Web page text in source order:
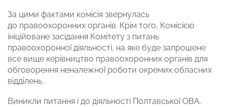
За цими фактами комісія звернулась
до правоохоронних органів. Крім того, Комісією
ініційоване засідання Комітету з питань
правоохоронної діяльності, на яке буде запрошене
все вище керівництво правоохоронних органів для
обговорення неналежної роботи окремих обласних
відділень.
Виникли питання і до діяльності Полтавської ОВА.